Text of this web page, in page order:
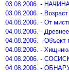
03.08.2006. -
03.08.2006. -
04.08.2006. - От
04.08.2006. -
04.08.2006. - Объект
04.08.2006. -
04.08.2006. -
04.08.2006. -